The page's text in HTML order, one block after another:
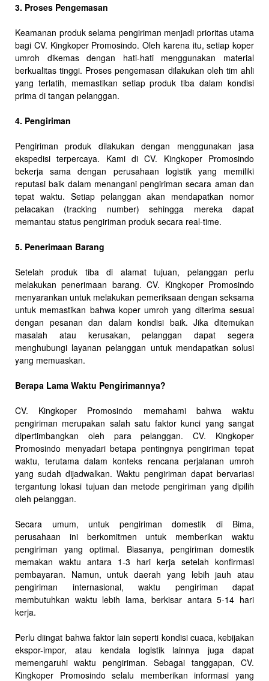
3. Proses Pengemasan
Keamanan produk selama pengiriman menjadi prioritas utama
bagi CV. Kingkoper Promosindo. Oleh karena itu, setiap koper
umroh dikemas dengan hati-hati menggunakan material
berkualitas tinggi. Proses pengemasan dilakukan oleh tim ahli
yang terlatih, memastikan setiap produk tiba dalam kondisi
prima di tangan pelanggan.
4. Pengiriman
Pengiriman produk dilakukan dengan menggunakan jasa
ekspedisi terpercaya. Kami di CV. Kingkoper Promosindo
bekerja sama dengan perusahaan logistik yang memiliki
reputasi baik dalam menangani pengiriman secara aman dan
tepat waktu. Setiap pelanggan akan mendapatkan nomor
pelacakan (tracking number) sehingga mereka dapat
memantau status pengiriman produk secara real-time.
5. Penerimaan Barang
Setelah produk tiba di alamat tujuan, pelanggan perlu
melakukan penerimaan barang. CV. Kingkoper Promosindo
menyarankan untuk melakukan pemeriksaan dengan seksama
untuk memastikan bahwa koper umroh yang diterima sesuai
dengan pesanan dan dalam kondisi baik. Jika ditemukan
masalah atau kerusakan, pelanggan dapat segera
menghubungi layanan pelanggan untuk mendapatkan solusi
yang memuaskan.
Berapa Lama Waktu Pengirimannya?
CV. Kingkoper Promosindo memahami bahwa waktu
pengiriman merupakan salah satu faktor kunci yang sangat
dipertimbangkan oleh para pelanggan. CV. Kingkoper
Promosindo menyadari betapa pentingnya pengiriman tepat
waktu, terutama dalam konteks rencana perjalanan umroh
yang sudah dijadwalkan. Waktu pengiriman dapat bervariasi
tergantung lokasi tujuan dan metode pengiriman yang dipilih
oleh pelanggan.
Secara umum, untuk pengiriman domestik di Bima,
perusahaan ini berkomitmen untuk memberikan waktu
pengiriman yang optimal. Biasanya, pengiriman domestik
memakan waktu antara 1-3 hari kerja setelah konfirmasi
pembayaran. Namun, untuk daerah yang lebih jauh atau
pengiriman internasional, waktu pengiriman dapat
membutuhkan waktu lebih lama, berkisar antara 5-14 hari
kerja.
Perlu diingat bahwa faktor lain seperti kondisi cuaca, kebijakan
ekspor-impor, atau kendala logistik lainnya juga dapat
memengaruhi waktu pengiriman. Sebagai tanggapan, CV.
Kingkoper Promosindo selalu memberikan informasi yang